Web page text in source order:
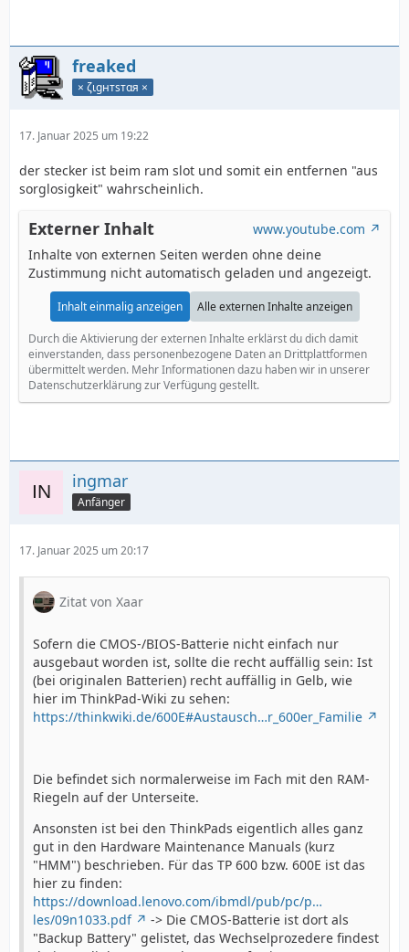
freaked
× ζιgнтѕтαя ×
17. Januar 2025 um 19:22
der stecker ist beim ram slot und somit ein entfernen "aus
sorglosigkeit" wahrscheinlich.
Externer Inhalt
www.youtube.com
Inhalte von externen Seiten werden ohne deine
Zustimmung nicht automatisch geladen und angezeigt.
Inhalt einmalig anzeigen Alle externen Inhalte anzeigen
Durch die Aktivierung der externen Inhalte erklärst du dich damit
einverstanden, dass personenbezogene Daten an Drittplattformen
übermittelt werden. Mehr Informationen dazu haben wir in unserer
Datenschutzerklärung zur Verfügung gestellt.
ingmar
Anfänger
17. Januar 2025 um 20:17
Zitat von Xaar
Sofern die CMOS-/BIOS-Batterie nicht einfach nur
ausgebaut worden ist, sollte die recht auffällig sein: Ist
(bei originalen Batterien) recht auffällig in Gelb, wie
hier im ThinkPad-Wiki zu sehen:
https://thinkwiki.de/600E#Austausch…r_600er_Familie
Die befindet sich normalerweise im Fach mit den RAM-
Riegeln auf der Unterseite.
Ansonsten ist bei den ThinkPads eigentlich alles ganz
gut in den Hardware Maintenance Manuals (kurz
"HMM") beschrieben. Für das TP 600 bzw. 600E ist das
hier zu finden:
https://download.lenovo.com/ibmdl/pub/pc/p…
les/09n1033.pdf
-> Die CMOS-Batterie ist dort als
"Backup Battery" gelistet, das Wechselprozedere findest